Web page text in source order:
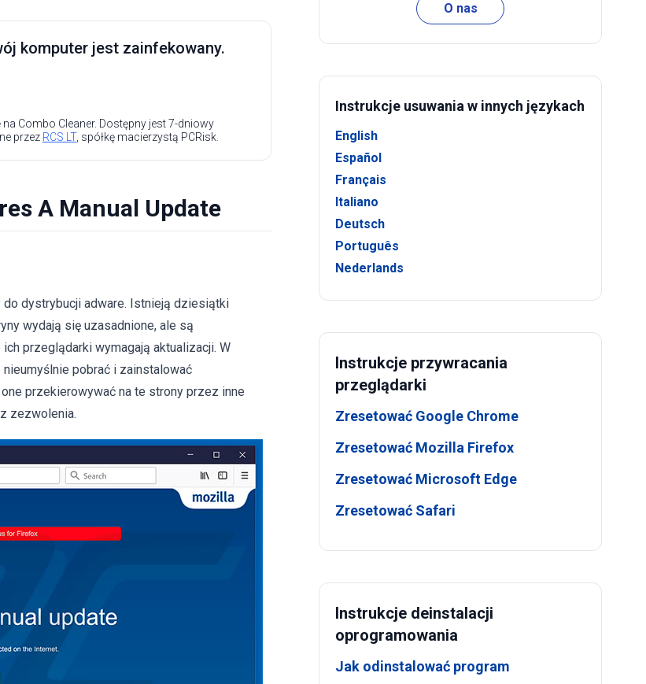
komputer jest zainfekowany.
Combo Cleaner. Dostępny jest 7-dniowy
przez RCS LT, spółkę macierzystą PCRisk.
A Manual Update
dystrybucji adware. Istnieją dziesiątki
wydają się uzasadnione, ale są
przeglądarki wymagają aktualizacji. W
pobrać i zainstalować
przekierowywać na te strony przez inne
zezwolenia.
O nas
Instrukcje usuwania w innych językach
English
Español
Français
Italiano
Deutsch
Português
Nederlands
Instrukcje przywracania
przeglądarki
Zresetować Google Chrome
Zresetować Mozilla Firefox
Zresetować Microsoft Edge
Zresetować Safari
Instrukcje deinstalacji
oprogramowania
Jak odinstalować program